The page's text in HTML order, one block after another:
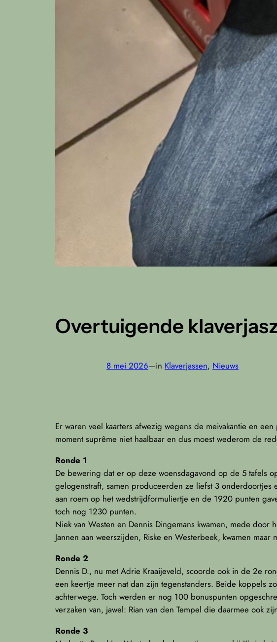
Overtuigende
8 mei 2026—in Klaverjassen, Nieuws
Er waren veel kaarters afwezig wegens de meivakantie en
moment suprême niet haalbaar en dus moest wederom de
Ronde 1
De bewering dat er op deze woensdagavond op de 5 tafels
gelogenstraft, samen produceerden ze liefst 3
aan roem op het wedstrijdformuliertje en de 1920 punten
toch nog 1230 punten.
Niek van Westen en Dennis Dingemans kwamen, mede
Jannen aan weerszijden, Riske en Westerbeek, kwamen
Ronde 2
Dennis D., nu met Adrie Kraaijeveld, scoorde ook in de 2e
een keertje meer nat dan zijn tegenstanders. Beide koppels
achterwege. Toch werden er nog 100 bonuspunten
verzaken van, jawel: Rian van den Tempel die daarmee ook
Ronde 3